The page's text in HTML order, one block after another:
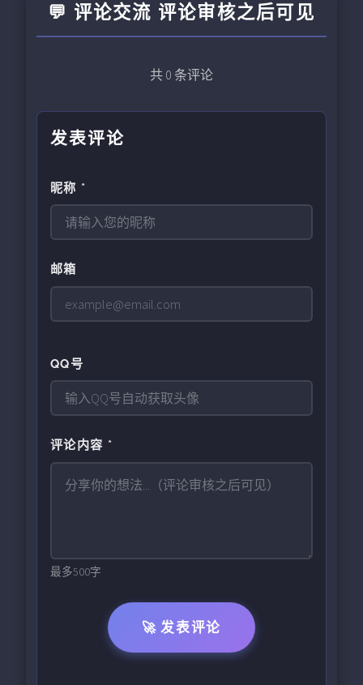
💬 评论交流 评论审核之后可见
共 0 条评论
发表评论
昵称 *
邮箱
QQ号
评论内容 *
最多500字
🚀 发表评论